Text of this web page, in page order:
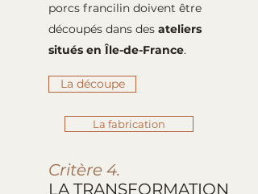
porcs francilin doivent être
découpés dans des ateliers
situés en Île-de-France.
La découpe
La fabrication
Critère 4.
LA TRANSFORMATION